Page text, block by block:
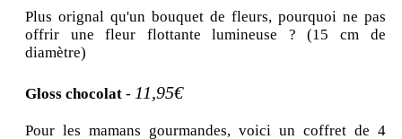
Plus orignal qu'un bouquet de fleurs, pourquoi ne pas
offrir une fleur flottante lumineuse ? (15 cm de
diamètre)
Gloss chocolat - 11,95€
Pour les mamans gourmandes, voici un coffret de 4